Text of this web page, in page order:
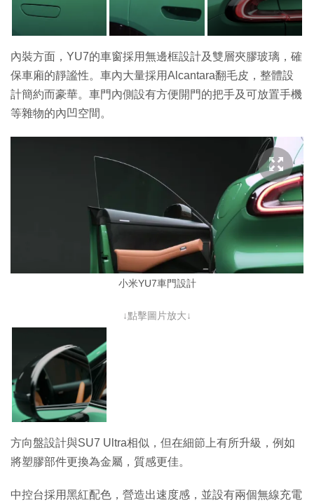
內裝方面，YU7的車窗採用無邊框設計及雙層夾膠玻璃，確
保車廂的靜謐性。車內大量採用Alcantara翻毛皮，整體設
計簡約而豪華。車門內側設有方便開門的把手及可放置手機
等雜物的內凹空間。
小米YU7車門設計
↓點擊圖片放大↓
方向盤設計與SU7 Ultra相似，但在細節上有所升級，例如
將塑膠部件更換為金屬，質感更佳。
中控台採用黑紅配色，營造出速度感，並設有兩個無線充電